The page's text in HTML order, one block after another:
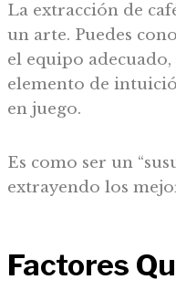
La extracción de
un arte. Puedes
el equipo
elemento de
en juego.
Es como ser un
extrayendo los
Factores